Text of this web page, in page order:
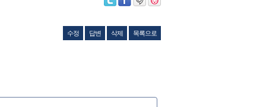
수정 답변 삭제
목록으로